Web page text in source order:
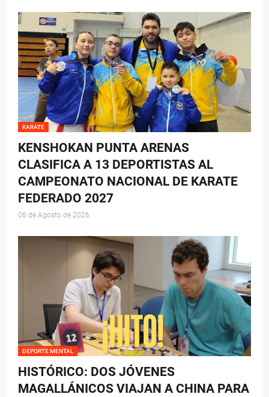
KARATE
KENSHOKAN PUNTA ARENAS
CLASIFICA A 13 DEPORTISTAS AL
CAMPEONATO NACIONAL DE KARATE
FEDERADO 2027
06 de Agosto de 2026
DEPORTE MENTAL
HISTÓRICO: DOS JÓVENES
MAGALLÁNICOS VIAJAN A CHINA PARA